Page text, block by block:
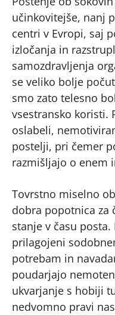
učinkovitejše, nanj
centri v Evropi, saj
izločanja in
samozdravljenja
se veliko bolje
smo zato telesno
vsestransko koristi.
oslabeli,
postelji, pri čemer
razmišljajo o enem
Tovrstno miselno
dobra popotnica za
stanje v času
prilagojeni
potrebam in
poudarjajo
ukvarjanje s hobiji
nedvomno pravi